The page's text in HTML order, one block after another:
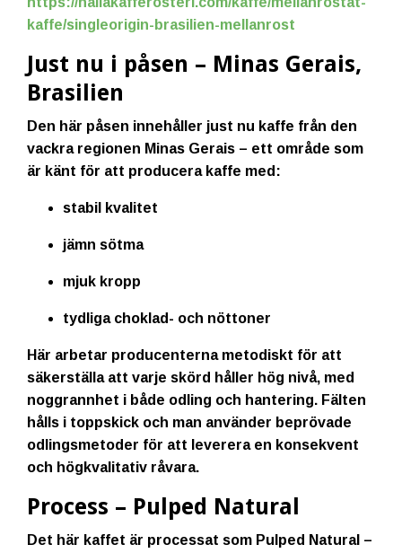
kaffe/singleorigin-brasilien-mellanrost
Just nu i påsen – Minas Gerais,
Brasilien
Den här påsen innehåller just nu kaffe från den
vackra regionen Minas Gerais – ett område som
är känt för att producera kaffe med:
stabil kvalitet
jämn sötma
mjuk kropp
tydliga choklad- och nöttoner
Här arbetar producenterna metodiskt för att
säkerställa att varje skörd håller hög nivå, med
noggrannhet i både odling och hantering. Fälten
hålls i toppskick och man använder beprövade
odlingsmetoder för att leverera en konsekvent
och högkvalitativ råvara.
Process – Pulped Natural
Det här kaffet är processat som Pulped Natural –